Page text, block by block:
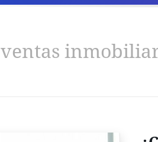
ventas